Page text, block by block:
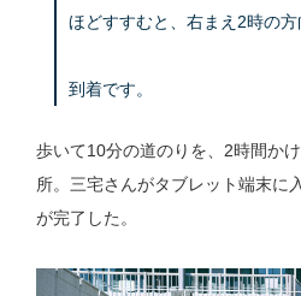
ほどすすむと、右まえ2時の方
到着です。
歩いて10分の道のりを、2時間か
所。三宅さんがタブレット端末に
が完了した。